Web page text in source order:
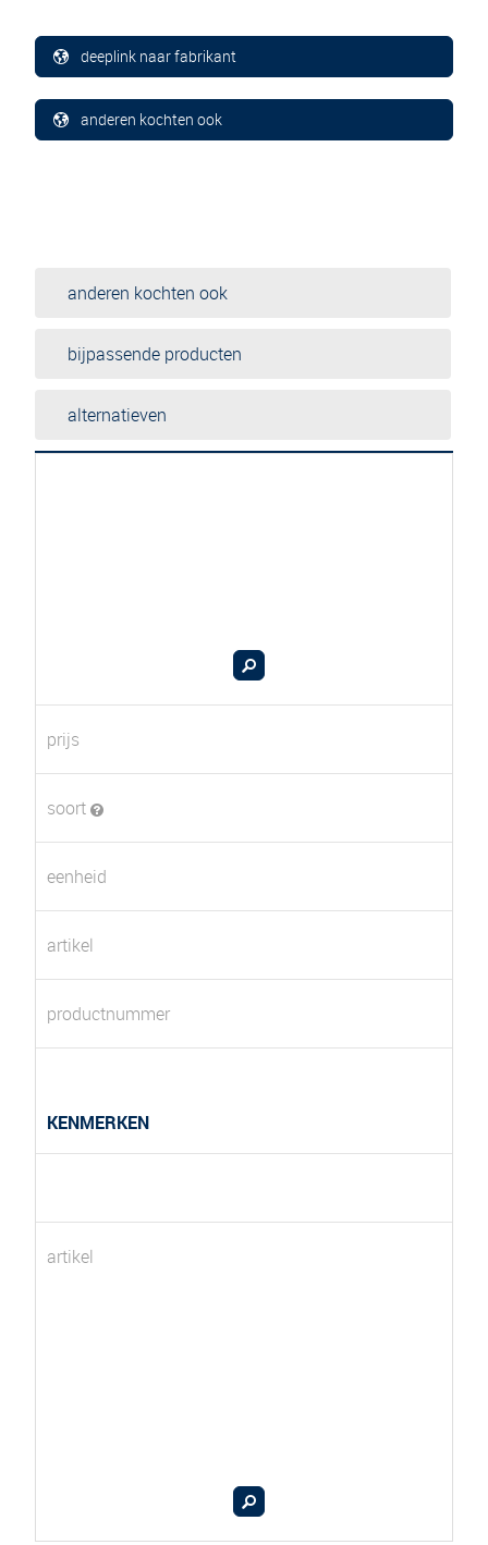
deeplink naar fabrikant
anderen kochten ook
anderen kochten ook
bijpassende producten
alternatieven
prijs
soort
eenheid
artikel
productnummer
KENMERKEN
artikel